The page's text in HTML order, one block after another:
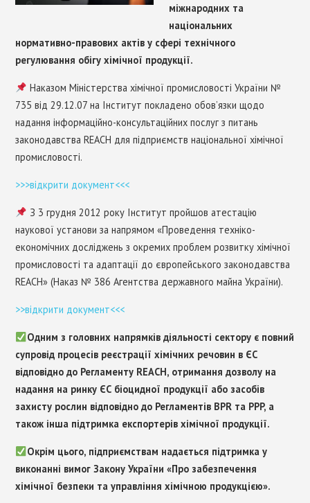
міжнародних та
національних
нормативно-правових актів у сфері технічного
регулювання обігу хімічної продукції.
Наказом Міністерства хімічної промисловості України №
735 від 29.12.07 на Інститут покладено обов’язки щодо
надання інформаційно-консультаційних послуг з питань
законодавства REACH для підприємств національної хімічної
промисловості.
>>>відкрити документ<<<
З 3 грудня 2012 року Інститут пройшов атестацію
наукової установи за напрямом «Проведення техніко-
економічних досліджень з окремих проблем розвитку хімічної
промисловості та адаптації до європейського законодавства
REACH» (Наказ № 386 Агентства державного майна України).
>>відкрити документ<<<
Одним з головних напрямків діяльності сектору є повний
супровід процесів реєстрації хімічних речовин в ЄС
відповідно до Регламенту REACH, отримання дозволу на
надання на ринку ЄС біоцидної продукції або засобів
захисту рослин відповідно до Регламентів BPR та PPP, а
також інша підтримка експортерів хімічної продукції.
Окрім цього, підприємствам надається підтримка у
виконанні вимог Закону України «Про забезпечення
хімічної безпеки та управління хімічною продукцією».